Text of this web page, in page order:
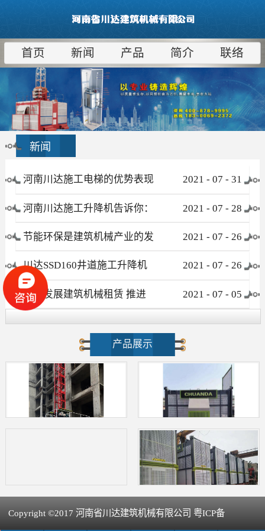
首页 新闻 产品 简介 联络
新闻
河南川达施工电梯的优势表现
在哪些方面
2021 - 07 - 31
河南川达施工升降机告诉你：
为什么租赁比采购更合算
2021 - 07 - 28
节能环保是建筑机械产业的发
展趋势
2021 - 07 - 26
川达SSD160井道施工升降机
介绍
2021 - 07 - 26
大力发展建筑机械租赁 推进
新型建筑工业化进程
2021 - 07 - 05
产品展示
Copyright ©2017 河南省川达建筑机械有限公司 粤ICP备